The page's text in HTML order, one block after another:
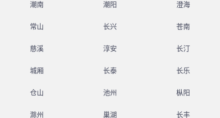
潮南 潮阳 澄海
常山 长兴 苍南
慈溪 淳安 长汀
城厢 长泰 长乐
仓山 池州 枞阳
滁州 巢湖 长丰